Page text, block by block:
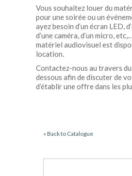
Vous souhaitez louer du
pour une soirée ou un
ayez besoin d’un écran LED,
d’une caméra, d’un micro,
matériel audiovisuel est
location.
Contactez-nous au travers
dessous afin de discuter de
d’établir une offre dans les
« Back to Catalogue